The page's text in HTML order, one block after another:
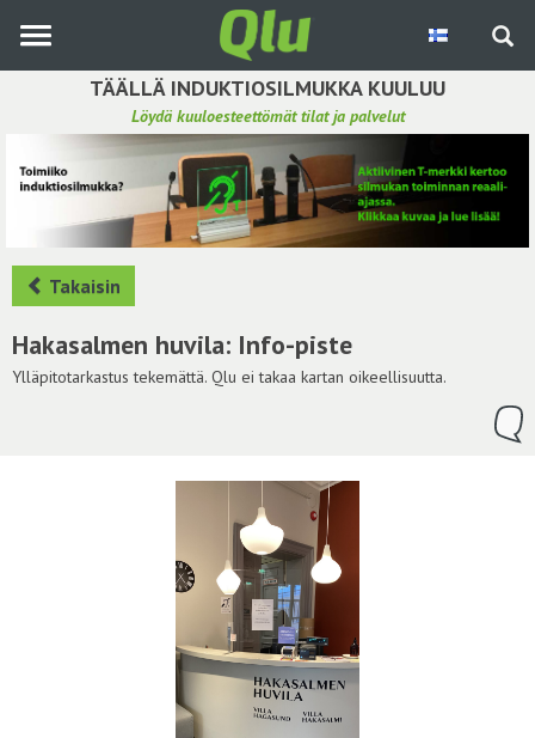
pääsisältöön
TÄÄLLÄ INDUKTIOSILMUKKA KUULUU
Löydä kuuloesteettömät tilat ja palvelut
Etsi induktiosilmukka
Tee ehdotus ja vaikuta kuulemiskokemukseen
Hae ehdotuksia
Käyttöohje
Yhteydenottopyyntö
Takaisin
Hakasalmen huvila: Info-piste
Ylläpitotarkastus tekemättä. Qlu ei takaa kartan oikeellisuutta.